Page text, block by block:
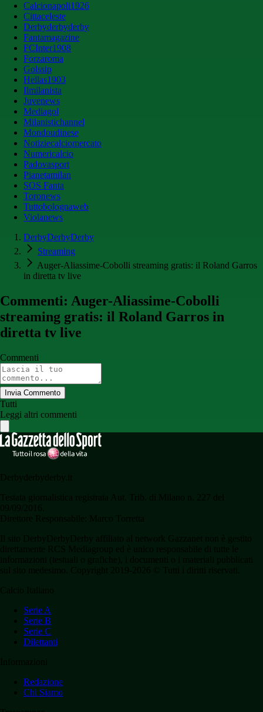
Calcionapoli1926
Cittaceleste
Derbyderbyderby
Fantamagazine
FCInter1908
Forzaroma
Golssip
Hellas1903
Ilmilanista
Juvenews
Mediagol
Milanistichannel
Mondoudinese
Notiziecalciomercato
Numericalcio
Padovasport
Pianetamilan
SOS Fanta
Toronews
Tuttobolognaweb
Violanews
DerbyDerbyDerby
Streaming
Auger-Aliassime-Cobolli streaming gratis: il Roland Garros
in diretta tv live
Commenti: Auger-Aliassime-Cobolli
streaming gratis: il Roland Garros in
diretta tv live
Commenti
Invia Commento
Tutti
Leggi altri commenti
Serie A
Serie B
Serie C
Dilettanti
Redazione
Chi Siamo